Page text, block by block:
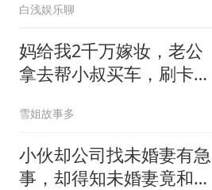
间气疯
白浅娱乐聊
妈给我2千万嫁妆，老公
拿去帮小叔买车，刷卡时
雪姐故事多
小伙却公司找未婚妻有急
事，却得知未婚妻竟和别